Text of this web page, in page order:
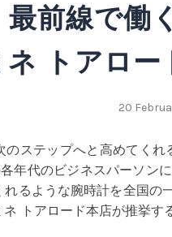
最前線で
ネ トアロ
20
のステップへと高めてく
年代のビジネスパーソン
れるような腕時計を全国
トアロード本店が推挙す